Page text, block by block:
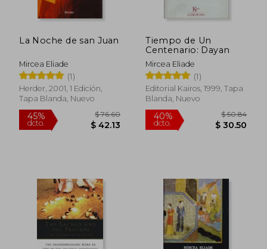
dcto. $ 28.17
45%
dcto.
La Noche de san Juan
Mircea Eliade
(1)
Herder, 2001, 1 Edición,
Tapa Blanda, Nuevo
Tiempo de Un
Centenario: Dayan
Mircea Eliade
(1)
Editorial Kairos, 1999, Tapa
Blanda, Nuevo